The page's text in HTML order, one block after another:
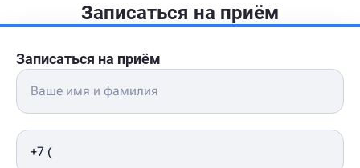
Записаться на приём
Записаться на приём